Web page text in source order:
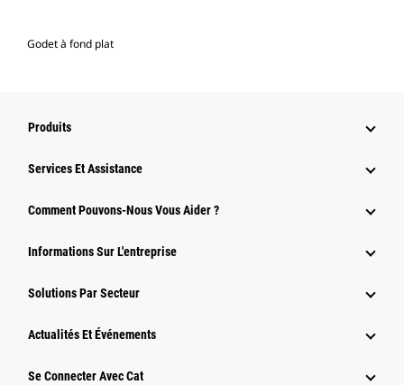
Godet à fond plat
Produits
Services Et Assistance
Comment Pouvons-Nous Vous Aider ?
Informations Sur L'entreprise
Solutions Par Secteur
Actualités Et Événements
Se Connecter Avec Cat